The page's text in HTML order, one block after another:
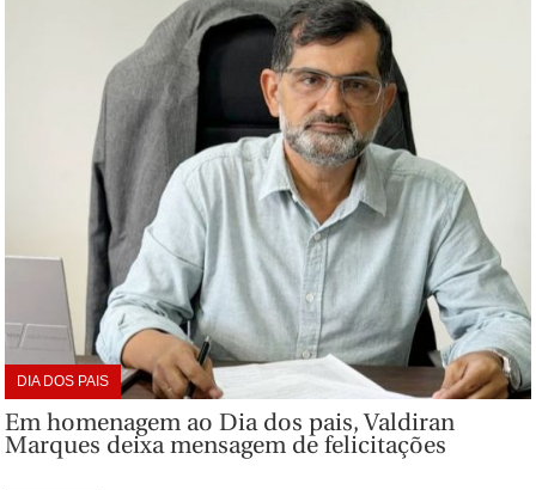
DIA DOS PAIS
Em homenagem ao Dia dos pais, Valdiran
Marques deixa mensagem de felicitações